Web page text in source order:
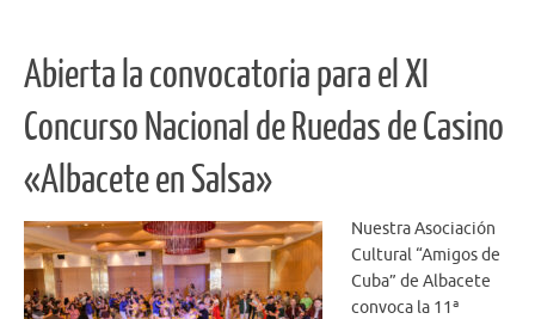
Abierta la convocatoria para el XI
Concurso Nacional de Ruedas de Casino
«Albacete en Salsa»
Nuestra Asociación
Cultural “Amigos de
Cuba” de Albacete
convoca la 11ª